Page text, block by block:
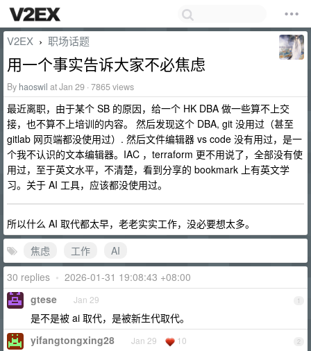
V2EX › 职场话题
用一个事实告诉大家不必焦虑
By haoswil at Jan 29 · 7865 views
最近离职，由于某个 SB 的原因，给一个 HK DBA 做一些算不上交
接，也不算不上培训的内容。 然后发现这个 DBA, git 没用过（甚至
gitlab 网页端都没使用过）. 然后文件编辑器 vs code 没有用过，是一
个我不认识的文本编辑器。IAC ，terraform 更不用说了，全部没有使
用过，至于英文水平，不清楚，看到分享的 bookmark 上有英文学
习。关于 AI 工具，应该都没使用过。
所以什么 AI 取代都太早，老老实实工作，没必要想太多。
焦虑
工作
AI
30 replies • 2026-01-31 19:08:43 +08:00
1
gtese Jan 29
是不是被 ai 取代，是被新生代取代。
2
yifangtongxing28 Jan 29 10